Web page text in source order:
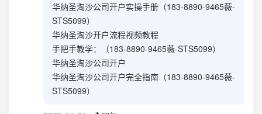
华纳圣淘沙公司开户实操手册（183-8890-9465薇-
STS5099）
华纳圣淘沙开户流程视频教程
手把手教学：（183-8890-9465薇-STS5099）
华纳圣淘沙公司开户
华纳圣淘沙公司开户完全指南（183-8890-9465薇-
STS5099）